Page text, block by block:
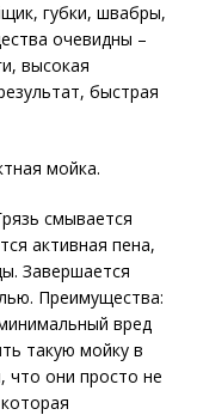
губки, швабры,
очевидны –
высокая
быстрая
мойка.
смывается
активная пена,
Завершается
Преимущества:
вред
такую мойку в
что они просто не